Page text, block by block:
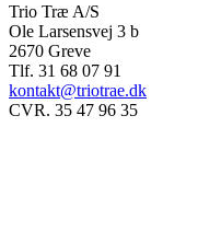
Trio Træ A/S
Ole Larsensvej 3 b
2670 Greve
Tlf. 31 68 07 91
kontakt@triotrae.dk
CVR. 35 47 96 35